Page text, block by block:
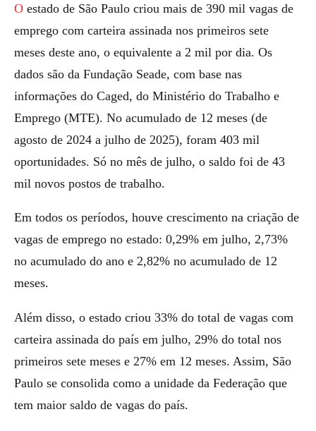
O estado de São Paulo criou mais de 390 mil vagas de
emprego com carteira assinada nos primeiros sete
meses deste ano, o equivalente a 2 mil por dia. Os
dados são da Fundação Seade, com base nas
informações do Caged, do Ministério do Trabalho e
Emprego (MTE). No acumulado de 12 meses (de
agosto de 2024 a julho de 2025), foram 403 mil
oportunidades. Só no mês de julho, o saldo foi de 43
mil novos postos de trabalho.
Em todos os períodos, houve crescimento na criação de
vagas de emprego no estado: 0,29% em julho, 2,73%
no acumulado do ano e 2,82% no acumulado de 12
meses.
Além disso, o estado criou 33% do total de vagas com
carteira assinada do país em julho, 29% do total nos
primeiros sete meses e 27% em 12 meses. Assim, São
Paulo se consolida como a unidade da Federação que
tem maior saldo de vagas do país.